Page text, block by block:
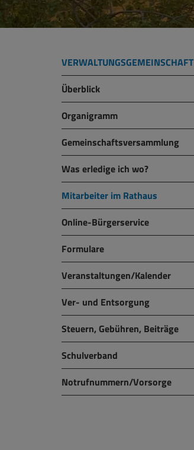
VERWALTUNGSGEMEINSCHAFT
Überblick
Organigramm
Gemeinschaftsversammlung
Was erledige ich wo?
Mitarbeiter im Rathaus
Online-Bürgerservice
Formulare
Veranstaltungen/Kalender
Ver- und Entsorgung
Steuern, Gebühren, Beiträge
Schulverband
Notrufnummern/Vorsorge